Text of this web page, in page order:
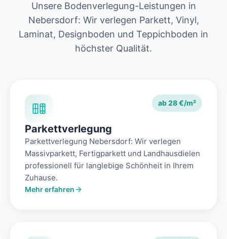
Unsere Bodenverlegung-Leistungen in
Nebersdorf: Wir verlegen Parkett, Vinyl,
Laminat, Designboden und Teppichboden in
höchster Qualität.
ab 28 €/m²
Parkettverlegung
Parkettverlegung Nebersdorf: Wir verlegen
Massivparkett, Fertigparkett und Landhausdielen
professionell für langlebige Schönheit in Ihrem
Zuhause.
Mehr erfahren